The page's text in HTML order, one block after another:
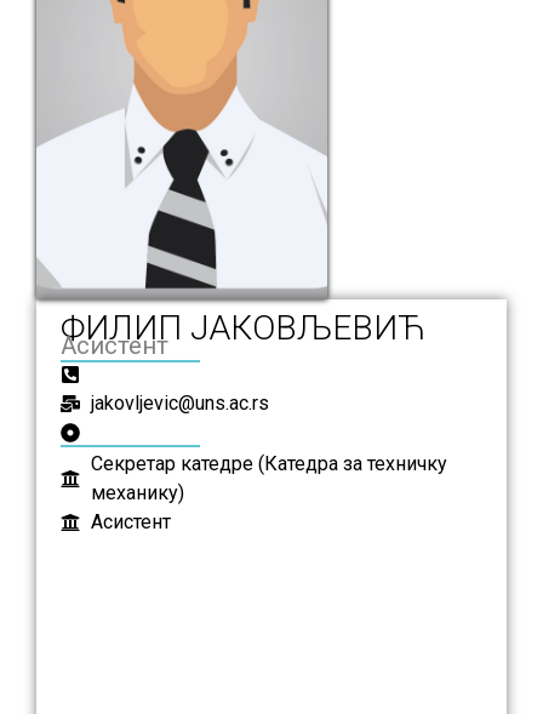
ФИЛИП ЈАКОВЉЕВИЋ
Асистент
jakovljevic@uns.ac.rs
Секретар катедре (Катедра за техничку
механику)
Асистент